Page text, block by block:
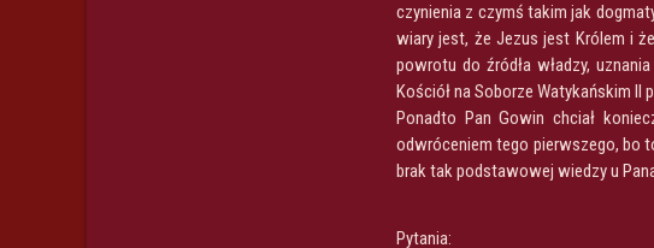
czynienia z czymś takim jak
wiary jest, że Jezus jest Królem i
powrotu do źródła władzy,
Kościół na Soborze Watykańskim II
Ponadto Pan Gowin chciał
odwróceniem tego pierwszego, bo
brak tak podstawowej wiedzy u
Pytania: